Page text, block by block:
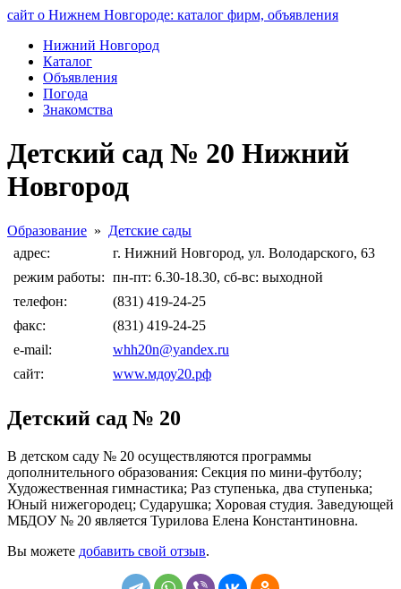
сайт о Нижнем Новгороде: каталог фирм, объявления
Нижний Новгород
Каталог
Объявления
Погода
Знакомства
Детский сад № 20 Нижний
Новгород
Образование » Детские сады
адрес:
г. Нижний Новгород, ул. Володарского, 63
режим работы: пн-пт: 6.30-18.30, сб-вс: выходной
телефон:
(831) 419-24-25
факс:
(831) 419-24-25
e-mail:
whh20n@yandex.ru
сайт:
www.мдоу20.рф
Детский сад № 20
В детском саду № 20 осуществляются программы
дополнительного образования: Секция по мини-футболу;
Художественная гимнастика; Раз ступенька, два ступенька;
Юный нижегородец; Сударушка; Хоровая студия. Заведующей
МБДОУ № 20 является Турилова Елена Константиновна.
Вы можете добавить свой отзыв.